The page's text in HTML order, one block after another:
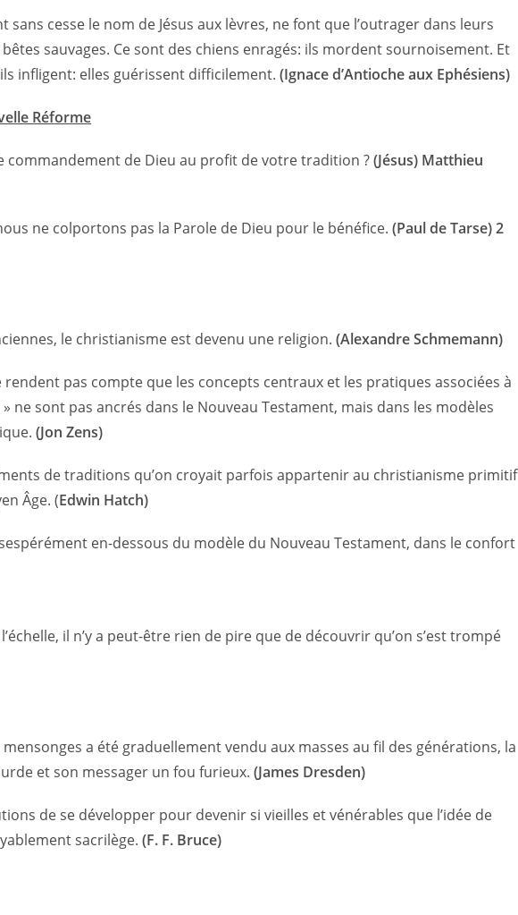
sans cesse le nom de Jésus aux lèvres, ne font que l’outrager dans leurs
sauvages. Ce sont des chiens enragés: ils mordent sournoisement. Et
infligent: elles guérissent difficilement. (Ignace d’Antioche aux Ephésiens)
Réforme
commandement de Dieu au profit de votre tradition ?(Jésus) Matthieu
ne colportons pas la Parole de Dieu pour le bénéfice. (Paul de Tarse) 2
le christianisme est devenu une religion. (Alexandre Schmemann)
pas compte que les concepts centraux et les pratiques associées à
ne sont pas ancrés dans le Nouveau Testament, mais dans les modèles
(Jon Zens)
de traditions qu’on croyait parfois appartenir au christianisme primitif
Âge. (Edwin Hatch)
en-dessous du modèle du Nouveau Testament, dans le confort
il n’y a peut-être rien de pire que de découvrir qu’on s’est trompé
a été graduellement vendu aux masses au fil des générations, la
et son messager un fou furieux. (James Dresden)
de se développer pour devenir si vieilles et vénérables que l’idée de
sacrilège. (F. F. Bruce)